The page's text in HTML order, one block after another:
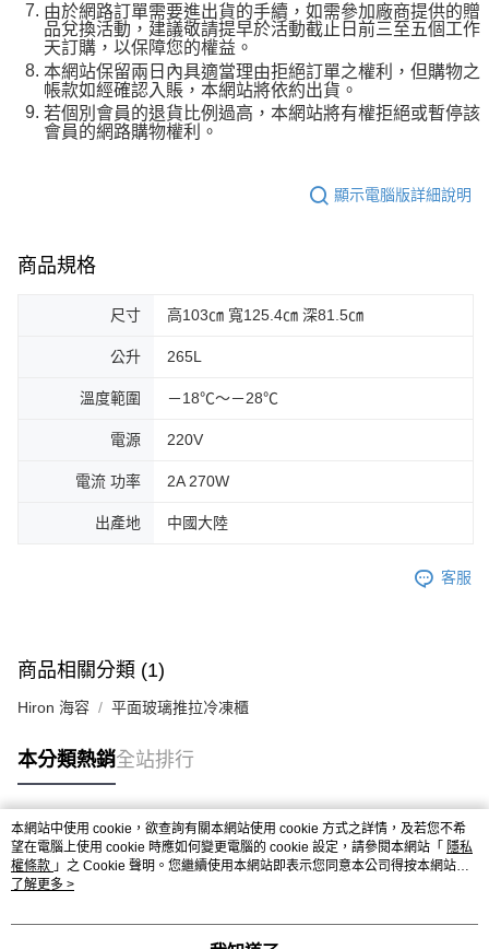
由於網路訂單需要進出貨的手續，如需參加廠商提供的贈
品兌換活動，建議敬請提早於活動截止日前三至五個工作
天訂購，以保障您的權益。
本網站保留兩日內具適當理由拒絕訂單之權利，但購物之
帳款如經確認入賬，本網站將依約出貨。
若個別會員的退貨比例過高，本網站將有權拒絕或暫停該
會員的網路購物權利。
顯示電腦版詳細說明
商品規格
尺寸 高103㎝ 寬125.4㎝ 深81.5㎝
公升 265L
溫度範圍 －18℃～－28℃
電源 220V
電流 功率 2A 270W
出產地 中國大陸
客服
商品相關分類 (1)
Hiron 海容 平面玻璃推拉冷凍櫃
本分類熱銷全站排行
熱門標籤
本網站中使用 cookie，欲查詢有關本網站使用 cookie 方式之詳情，及若您不希
望在電腦上使用 cookie 時應如何變更電腦的 cookie 設定，請參閱本網站「 隱私
權條款 」之 Cookie 聲明。您繼續使用本網站即表示您同意本公司得按本網站使
用條款之 Cookie 聲明使用 cookie。
了解更多 >